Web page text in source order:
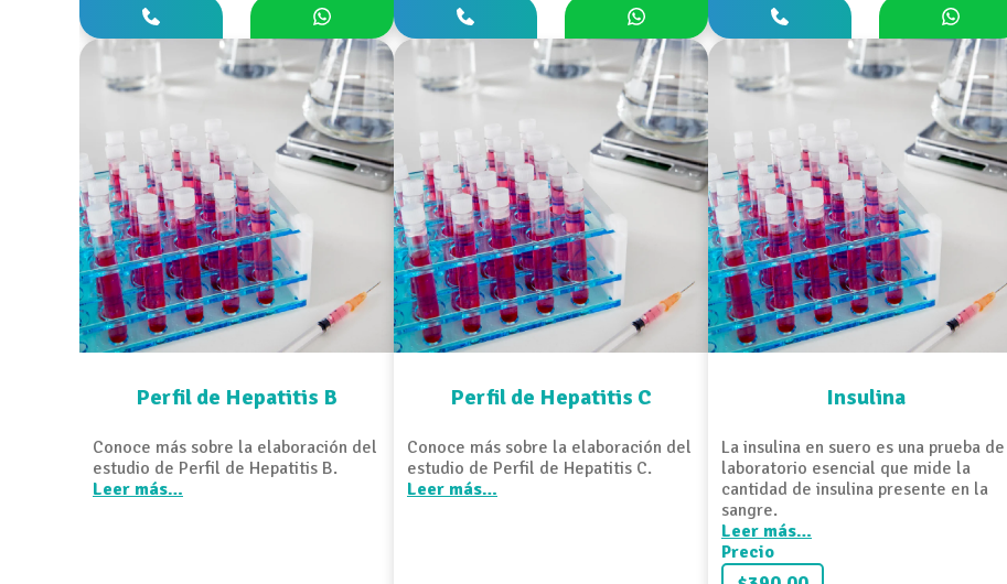
Perfil de Hepatitis B
Conoce más sobre la elaboración del
estudio de Perfil de Hepatitis B.
Leer más…
Perfil de Hepatitis C
Conoce más sobre la elaboración del
estudio de Perfil de Hepatitis C.
Leer más…
Insulina
La insulina en suero es una prueba de
laboratorio esencial que mide la
cantidad de insulina presente en la
sangre.
Leer más…
Precio